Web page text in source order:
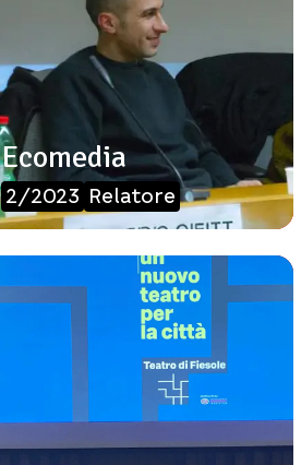
Ecomedia
2/2023 Relatore